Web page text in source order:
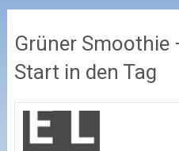
Grüner Smoothie
Start in den Tag